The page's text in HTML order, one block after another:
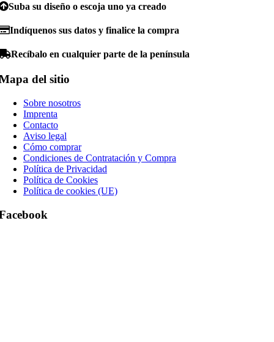
Suba su diseño o escoja uno ya creado
Indíquenos sus datos y finalice la compra
Recíbalo en cualquier parte de la península
del sitio
Sobre nosotros
Imprenta
Contacto
Aviso legal
Cómo comprar
Condiciones de Contratación y Compra
Política de Privacidad
Política de Cookies
Política de cookies (UE)